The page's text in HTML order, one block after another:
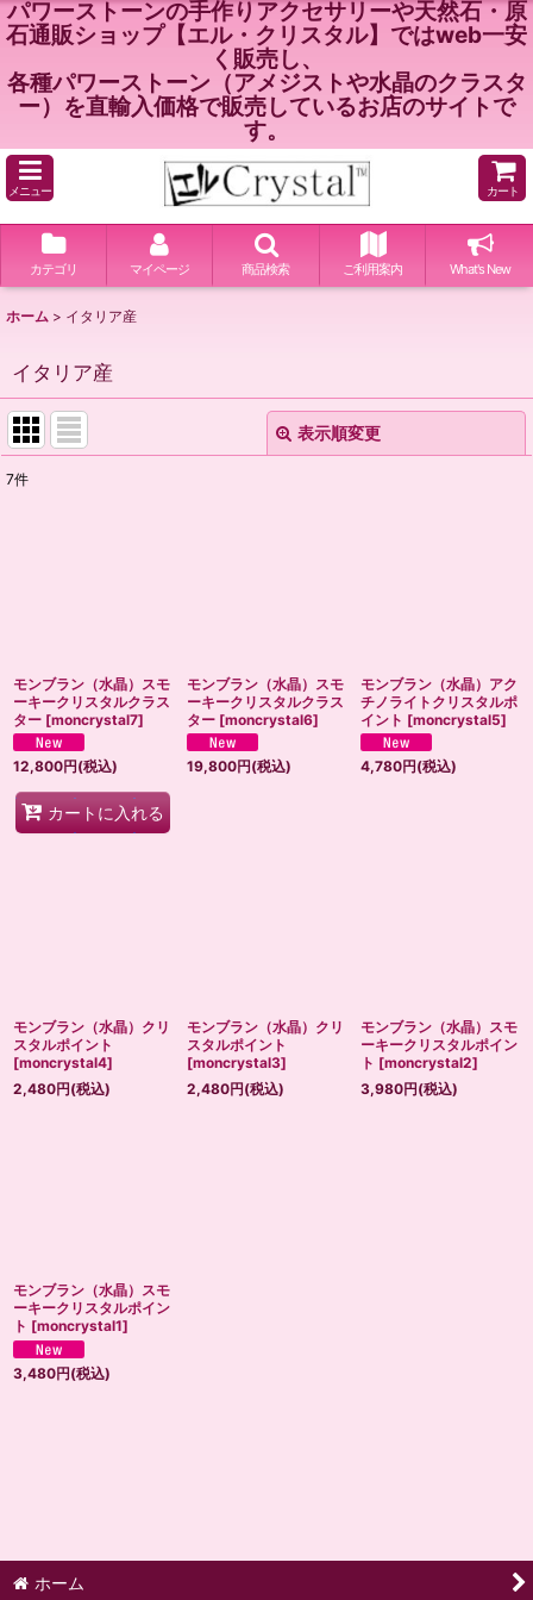
パワーストーンの手作りアクセサリーや天然石・原
石通販ショップ【エル・クリスタル】ではweb一安
く販売し、
各種パワーストーン（アメジストや水晶のクラスタ
ー）を直輸入価格で販売しているお店のサイトで
す。
メニュー カート
カテゴリ マイページ 商品検索 ご利用案内 What's New
ホーム > イタリア産
イタリア産
表示順変更
7件
モンブラン（水晶）スモ
ーキークリスタルクラス
ター [moncrystal7]
12,800円(税込)
カートに入れる
モンブラン（水晶）スモ
ーキークリスタルクラス
ター [moncrystal6]
19,800円(税込)
モンブラン（水晶）アク
チノライトクリスタルポ
イント [moncrystal5]
4,780円(税込)
モンブラン（水晶）クリ
スタルポイント
[moncrystal4]
2,480円(税込)
モンブラン（水晶）クリ
スタルポイント
[moncrystal3]
2,480円(税込)
モンブラン（水晶）スモ
ーキークリスタルポイン
ト [moncrystal2]
3,980円(税込)
モンブラン（水晶）スモ
ーキークリスタルポイン
ト [moncrystal1]
3,480円(税込)
ホーム